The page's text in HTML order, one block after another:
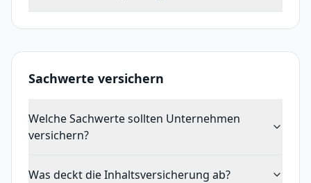
Sachwerte versichern
Welche Sachwerte sollten Unternehmen
versichern?
Was deckt die Inhaltsversicherung ab?